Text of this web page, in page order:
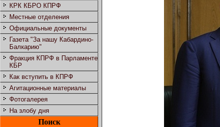
КРК КБРО КПРФ
Местные отделения
Официальные документы
Газета "За нашу Кабардино-
Балкарию"
Фракция КПРФ в Парламенте
КБР
Как вступить в КПРФ
Агитационные материалы
Фотогалерея
На злобу дня
Поиск